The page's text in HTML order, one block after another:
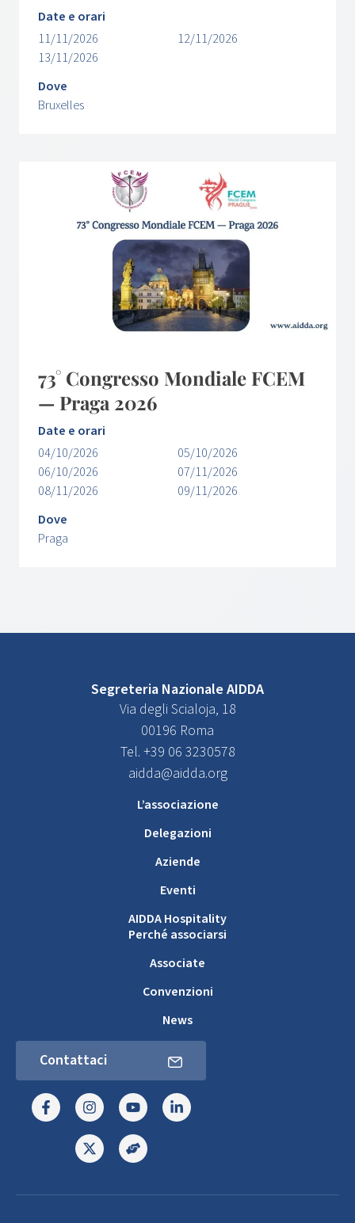
Date e orari
11/11/2026
12/11/2026
13/11/2026
Dove
Bruxelles
73° Congresso Mondiale FCEM
— Praga 2026
Date e orari
04/10/2026
05/10/2026
06/10/2026
07/11/2026
08/11/2026
09/11/2026
Dove
Praga
Segreteria Nazionale AIDDA
Via degli Scialoja, 18
00196 Roma
Tel. +39 06 3230578
aidda@aidda.org
L’associazione
Delegazioni
Aziende
Eventi
AIDDA Hospitality
Perché associarsi
Associate
Convenzioni
News
Contattaci